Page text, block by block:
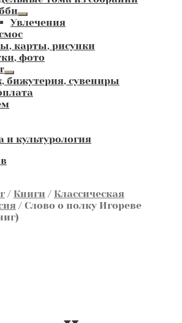
Развернутое
вложенное
меню
Увлечения
карты, рисунки
фото
Развернутое
вложенное
меню
бижутерия, сувениры
и культурология
/ Книги / Классическая
/ Слово о полку Игореве